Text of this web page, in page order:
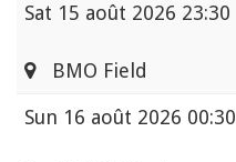
Sat 15 août 2026 23:30
BMO Field
Sun 16 août 2026 00:30